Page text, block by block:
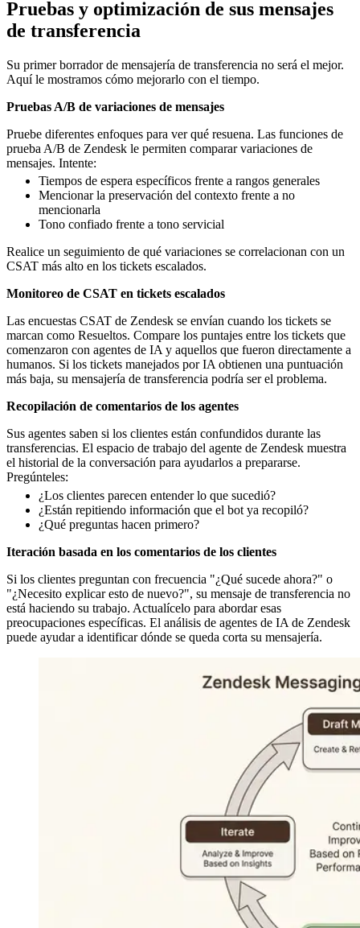
Pruebas y optimización de sus mensajes
de transferencia
Su primer borrador de mensajería de transferencia no será el mejor.
Aquí le mostramos cómo mejorarlo con el tiempo.
Pruebas A/B de variaciones de mensajes
Pruebe diferentes enfoques para ver qué resuena. Las funciones de
prueba A/B de Zendesk le permiten comparar variaciones de
mensajes. Intente:
Tiempos de espera específicos frente a rangos generales
Mencionar la preservación del contexto frente a no
mencionarla
Tono confiado frente a tono servicial
Realice un seguimiento de qué variaciones se correlacionan con un
CSAT más alto en los tickets escalados.
Monitoreo de CSAT en tickets escalados
Las encuestas CSAT de Zendesk se envían cuando los tickets se
marcan como Resueltos. Compare los puntajes entre los tickets que
comenzaron con agentes de IA y aquellos que fueron directamente a
humanos. Si los tickets manejados por IA obtienen una puntuación
más baja, su mensajería de transferencia podría ser el problema.
Recopilación de comentarios de los agentes
Sus agentes saben si los clientes están confundidos durante las
transferencias. El espacio de trabajo del agente de Zendesk muestra
el historial de la conversación para ayudarlos a prepararse.
Pregúnteles:
¿Los clientes parecen entender lo que sucedió?
¿Están repitiendo información que el bot ya recopiló?
¿Qué preguntas hacen primero?
Iteración basada en los comentarios de los clientes
Si los clientes preguntan con frecuencia "¿Qué sucede ahora?" o
"¿Necesito explicar esto de nuevo?", su mensaje de transferencia no
está haciendo su trabajo. Actualícelo para abordar esas
preocupaciones específicas. El análisis de agentes de IA de Zendesk
puede ayudar a identificar dónde se queda corta su mensajería.